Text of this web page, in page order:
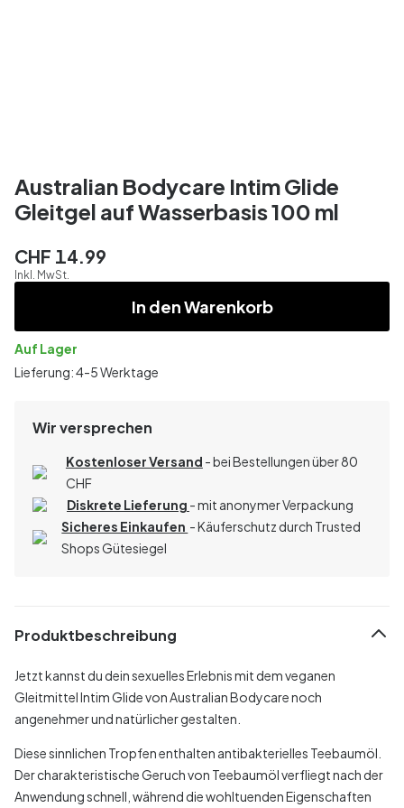
Australian Bodycare Intim Glide
Gleitgel auf Wasserbasis 100 ml
CHF 14.99
Inkl. MwSt.
In den Warenkorb
Auf Lager
Lieferung: 4-5 Werktage
Wir versprechen
Kostenloser Versand - bei Bestellungen über 80
CHF
Diskrete Lieferung - mit anonymer Verpackung
Sicheres Einkaufen - Käuferschutz durch Trusted
Shops Gütesiegel
Produktbeschreibung
Jetzt kannst du dein sexuelles Erlebnis mit dem veganen
Gleitmittel Intim Glide von Australian Bodycare noch
angenehmer und natürlicher gestalten.
Diese sinnlichen Tropfen enthalten antibakterielles Teebaumöl.
Der charakteristische Geruch von Teebaumöl verfliegt nach der
Anwendung schnell, während die wohltuenden Eigenschaften